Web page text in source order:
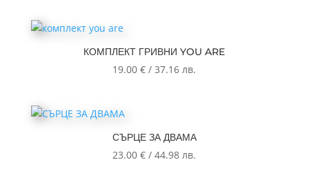
КОМПЛЕКТ ГРИВНИ YOU ARE
19.00€ /37.16лв.
СЪРЦЕ ЗА ДВАМА
23.00€ /44.98лв.